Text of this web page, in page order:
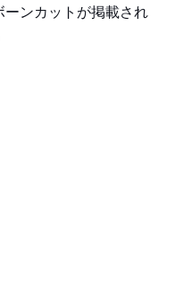
ーンカットが掲載され